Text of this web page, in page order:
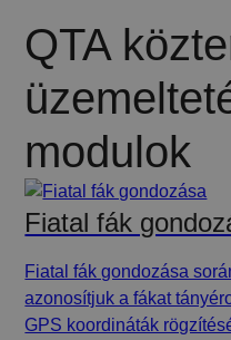
QTA
modulok
Fiatal fák
Fiatal fák gondozása
azonosítjuk a fákat
GPS koordináták